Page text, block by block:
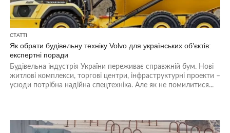
СТАТТІ
Як обрати будівельну техніку Volvo для українських об’єктів:
експертні поради
Будівельна індустрія України переживає справжній бум. Нові
житлові комплекси, торгові центри, інфраструктурні проекти –
усюди потрібна надійна спецтехніка. Але як не помилитися...